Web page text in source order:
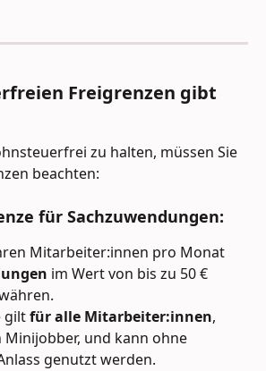
Freigrenzen gibt
zu halten, müssen Sie
beachten:
für Sachzuwendungen:
Mitarbeiter:innen pro Monat
im Wert von bis zu 50 €
gilt für alle Mitarbeiter:innen,
Minijobber, und kann ohne
genutzt werden.